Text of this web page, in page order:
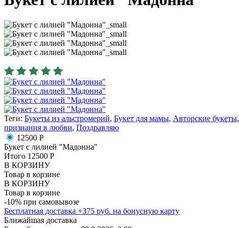
Теги: Букеты из альстромерий, Букет для мамы, Авторские букеты,
признания в любви, Поздравляю
12500 Р
Букет с лилией "Мадонна"
Итого 12500 Р
В КОРЗИНУ
Товар в корзине
В КОРЗИНУ
Товар в корзине
-10% при самовывозе
Бесплатная доставка +375 руб. на бонусную карту
Ближайшая доставка